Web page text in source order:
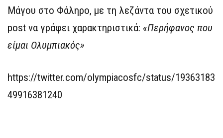
Μάγου στο Φάληρο, με τη λεζάντα του σχετικού
post να γράφει χαρακτηριστικά: «Περήφανος που
είμαι Ολυμπιακός»
https://twitter.com/olympiacosfc/status/19363183
49916381240